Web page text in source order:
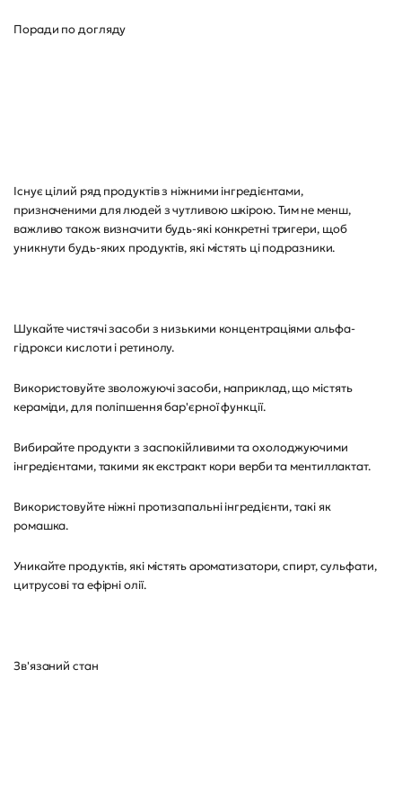
Поради по догляду
Існує цілий ряд продуктів з ніжними інгредієнтами,
призначеними для людей з чутливою шкірою. Тим не менш,
важливо також визначити будь-які конкретні тригери, щоб
уникнути будь-яких продуктів, які містять ці подразники.
Шукайте чистячі засоби з низькими концентраціями альфа-
гідрокси кислоти і ретинолу.
Використовуйте зволожуючі засоби, наприклад, що містять
кераміди, для поліпшення бар'єрної функції.
Вибирайте продукти з заспокійливими та охолоджуючими
інгредієнтами, такими як екстракт кори верби та ментиллактат.
Використовуйте ніжні протизапальні інгредієнти, такі як
ромашка.
Уникайте продуктів, які містять ароматизатори, спирт, сульфати,
цитрусові та ефірні олії.
Зв'язаний стан